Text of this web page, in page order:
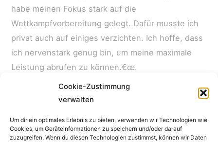
Cookie-Zustimmung
verwalten
Um dir ein optimales Erlebnis zu bieten, verwenden wir Technologien wie
Cookies, um Geräteinformationen zu speichern und/oder darauf
zuzugreifen. Wenn du diesen Technologien zustimmst, können wir Daten
habe meinen Fokus stark auf die
Wettkampfvorbereitung gelegt. Dafür musste ich
privat auch auf einiges verzichten. Ich hoffe, dass
ich nervenstark genug bin, um meine maximale
Leistung abrufen zu können.€œ.
Impressum